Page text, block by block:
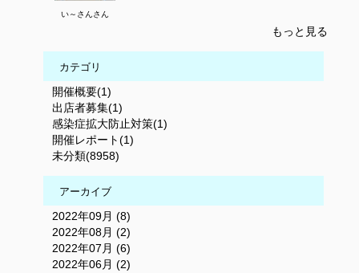
い～さんさん
もっと見る
カテゴリ
開催概要(1)
出店者募集(1)
感染症拡大防止対策(1)
開催レポート(1)
未分類(8958)
アーカイブ
2022年09月 (8)
2022年08月 (2)
2022年07月 (6)
2022年06月 (2)